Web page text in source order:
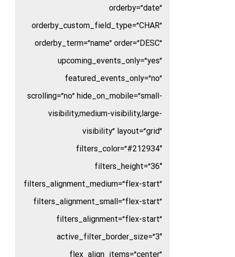
orderby=”date”
orderby_custom_field_type=”CHAR”
orderby_term=”name” order=”DESC”
upcoming_events_only=”yes”
featured_events_only=”no”
scrolling=”no” hide_on_mobile=”small-
visibility,medium-visibility,large-
visibility” layout=”grid”
filters_color=”#212934″
filters_height=”36″
filters_alignment_medium=”flex-start”
filters_alignment_small=”flex-start”
filters_alignment=”flex-start”
active_filter_border_size=”3″
flex_align_items=”center”